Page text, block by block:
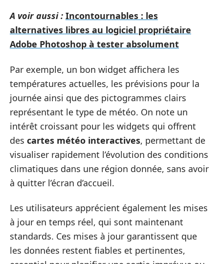
A voir aussi : Incontournables : les
alternatives libres au logiciel propriétaire
Adobe Photoshop à tester absolument
Par exemple, un bon widget affichera les
températures actuelles, les prévisions pour la
journée ainsi que des pictogrammes clairs
représentant le type de météo. On note un
intérêt croissant pour les widgets qui offrent
des cartes météo interactives, permettant de
visualiser rapidement l’évolution des conditions
climatiques dans une région donnée, sans avoir
à quitter l’écran d’accueil.
Les utilisateurs apprécient également les mises
à jour en temps réel, qui sont maintenant
standards. Ces mises à jour garantissent que
les données restent fiables et pertinentes,